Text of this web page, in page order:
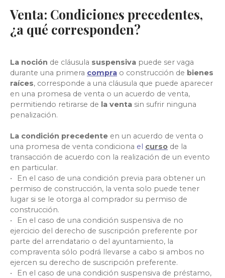
Venta: Condiciones precedentes,
¿a qué corresponden?
La noción de cláusula suspensiva puede ser vaga
durante una primera compra o construcción de bienes
raíces, corresponde a una cláusula que puede aparecer
en una promesa de venta o un acuerdo de venta,
permitiendo retirarse de la venta sin sufrir ninguna
penalización.
La condición precedente en un acuerdo de venta o
una promesa de venta condiciona el curso de la
transacción de acuerdo con la realización de un evento
en particular.
En el caso de una condición previa para obtener un
permiso de construcción, la venta solo puede tener
lugar si se le otorga al comprador su permiso de
construcción.
En el caso de una condición suspensiva de no
ejercicio del derecho de suscripción preferente por
parte del arrendatario o del ayuntamiento, la
compraventa sólo podrá llevarse a cabo si ambos no
ejercen su derecho de suscripción preferente.
En el caso de una condición suspensiva de préstamo,